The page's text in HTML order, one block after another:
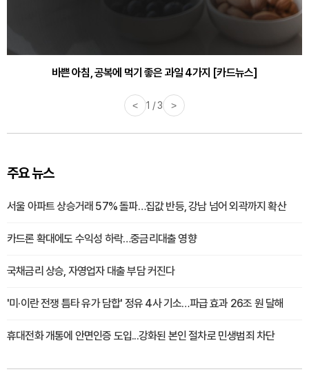
바쁜 아침, 공복에 먹기 좋은 과일 4가지 [카드뉴스]
30대부터 유병률 2배...여자에게 꼭 필요한 검사는? [카드뉴스]
< 1 / 3 >
주요 뉴스
서울 아파트 상승거래 57% 돌파…집값 반등, 강남 넘어 외곽까지 확산
카드론 확대에도 수익성 하락…중금리대출 영향
국채금리 상승, 자영업자 대출 부담 커진다
'미·이란 전쟁 틈타 유가 담합' 정유 4사 기소…파급 효과 26조 원 달해
휴대전화 개통에 안면인증 도입...강화된 본인 절차로 민생범죄 차단